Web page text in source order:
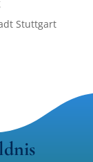
Stuttgart